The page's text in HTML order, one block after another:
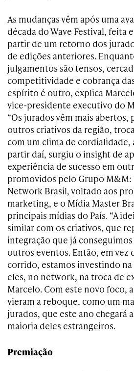
As mudanças vêm após uma
década do Wave Festival, feita
partir de um retorno dos
de edições anteriores.
julgamentos são tensos,
competitividade e cobrança
espírito é outro, explica
vice-presidente executivo do
“Os jurados vêm mais abertos,
outros criativos da região,
com um clima de cordialidade,
partir daí, surgiu o insight de
experiência de sucesso em
promovidos pelo Grupo
Network Brasil, voltado aos
marketing, e o Mídia Master
principais mídias do País. “A
similar com os criativos, que
integração que já
outros eventos. Então, em vez
corrido, estamos investindo
eles, no network, na troca de
Marcelo. Com este novo foco,
vieram a reboque, como um
jurados, que este ano chegará
maioria deles estrangeiros.
Premiação